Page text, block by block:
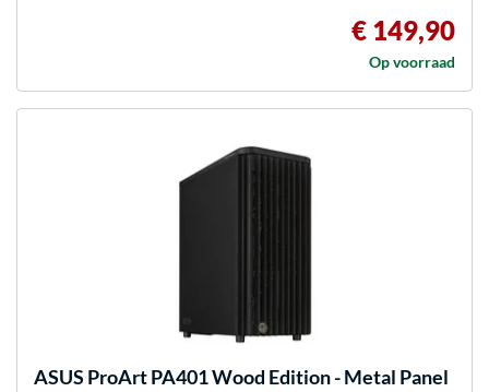
€ 149,90
Op voorraad
ASUS ProArt PA401 Wood Edition - Metal Panel